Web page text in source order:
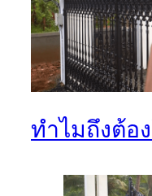
ทำไมถึงต้อ